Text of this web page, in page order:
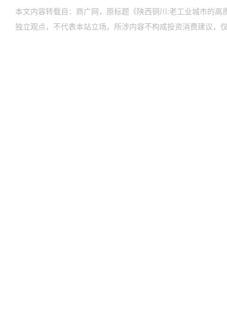
本文内容转载自：商广网，原标题《陕西铜川:老工业城市的
独立观点，不代表本站立场。所涉内容不构成投资消费建议，